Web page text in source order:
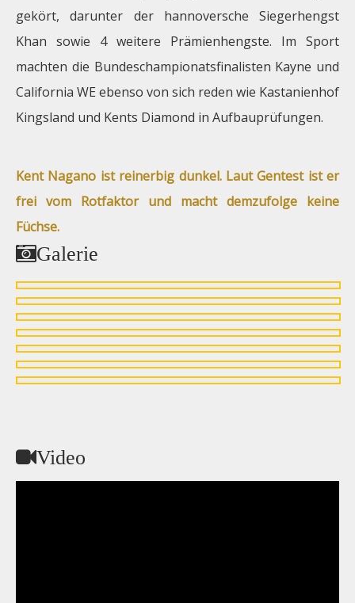
gekört, darunter der hannoversche Siegerhengst
Khan sowie 4 weitere Prämienhengste. Im Sport
machten die Bundeschampionatsfinalisten Kayne und
California WE ebenso von sich reden wie Kastanienhof
Kingsland und Kents Diamond in Aufbauprüfungen.
Kent Nagano ist reinerbig dunkel. Laut Gentest ist er
frei vom Rotfaktor und macht demzufolge keine
Füchse.
Galerie
Video